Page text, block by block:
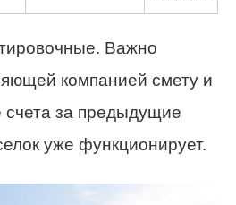
Важно
компанией смету и
счета за предыдущие
уже функционирует.